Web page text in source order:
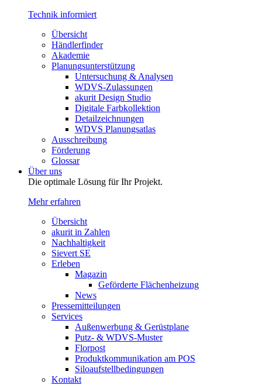
Technik informiert
Übersicht
Händlerfinder
Akademie
Planungsunterstützung
Untersuchung & Analysen
WDVS-Zulassungen
akurit Design Studio
Digitale Farbkollektion
Detailzeichnungen
WDVS Planungsatlas
Ausschreibung
Förderung
Glossar
Über uns
Die optimale Lösung für Ihr Projekt.
Mehr erfahren
Übersicht
akurit in Zahlen
Nachhaltigkeit
Sievert SE
Erleben
Magazin
Geförderte Flächenheizung
News
Pressemitteilungen
Services
Außenwerbung & Gerüstplane
Putz- & WDVS-Muster
Florpost
Produktkommunikation am POS
Siloaufstellbedingungen
Kontakt